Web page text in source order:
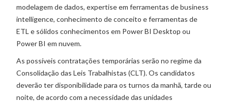
modelagem de dados, expertise em ferramentas de business
intelligence, conhecimento de conceito e ferramentas de
ETL e sólidos conhecimentos em Power BI Desktop ou
Power BI em nuvem.
As possíveis contratações temporárias serão no regime da
Consolidação das Leis Trabalhistas (CLT). Os candidatos
deverão ter disponibilidade para os turnos da manhã, tarde ou
noite, de acordo com a necessidade das unidades